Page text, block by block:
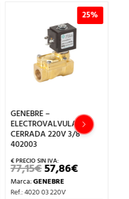
25%
GENEBRE –
ELECTROVALVULA
CERRADA 220V 3/8
402003
77,15€EL
PRECIO
ORIGINAL
ERA:
57,86€EL
PRECIO
Marca:GENEBRE
Ref.: 4020 03 220V